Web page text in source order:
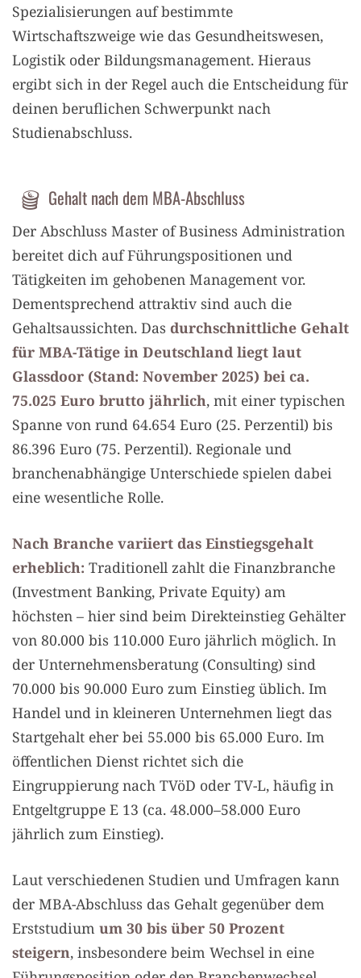
Spezialisierungen auf bestimmte
Wirtschaftszweige wie das Gesundheitswesen,
Logistik oder Bildungsmanagement. Hieraus
ergibt sich in der Regel auch die Entscheidung für
deinen beruflichen Schwerpunkt nach
Studienabschluss.
Gehalt nach dem MBA-Abschluss
Der Abschluss Master of Business Administration
bereitet dich auf Führungspositionen und
Tätigkeiten im gehobenen Management vor.
Dementsprechend attraktiv sind auch die
Gehaltsaussichten. Das durchschnittliche Gehalt
für MBA-Tätige in Deutschland liegt laut
Glassdoor (Stand: November 2025) bei ca.
75.025 Euro brutto jährlich, mit einer typischen
Spanne von rund 64.654 Euro (25. Perzentil) bis
86.396 Euro (75. Perzentil). Regionale und
branchenabhängige Unterschiede spielen dabei
eine wesentliche Rolle.
Nach Branche variiert das Einstiegsgehalt
erheblich: Traditionell zahlt die Finanzbranche
(Investment Banking, Private Equity) am
höchsten – hier sind beim Direkteinstieg Gehälter
von 80.000 bis 110.000 Euro jährlich möglich. In
der Unternehmensberatung (Consulting) sind
70.000 bis 90.000 Euro zum Einstieg üblich. Im
Handel und in kleineren Unternehmen liegt das
Startgehalt eher bei 55.000 bis 65.000 Euro. Im
öffentlichen Dienst richtet sich die
Eingruppierung nach TVöD oder TV-L, häufig in
Entgeltgruppe E 13 (ca. 48.000–58.000 Euro
jährlich zum Einstieg).
Laut verschiedenen Studien und Umfragen kann
der MBA-Abschluss das Gehalt gegenüber dem
Erststudium um 30 bis über 50 Prozent
steigern, insbesondere beim Wechsel in eine